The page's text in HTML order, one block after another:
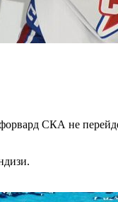
СКА не